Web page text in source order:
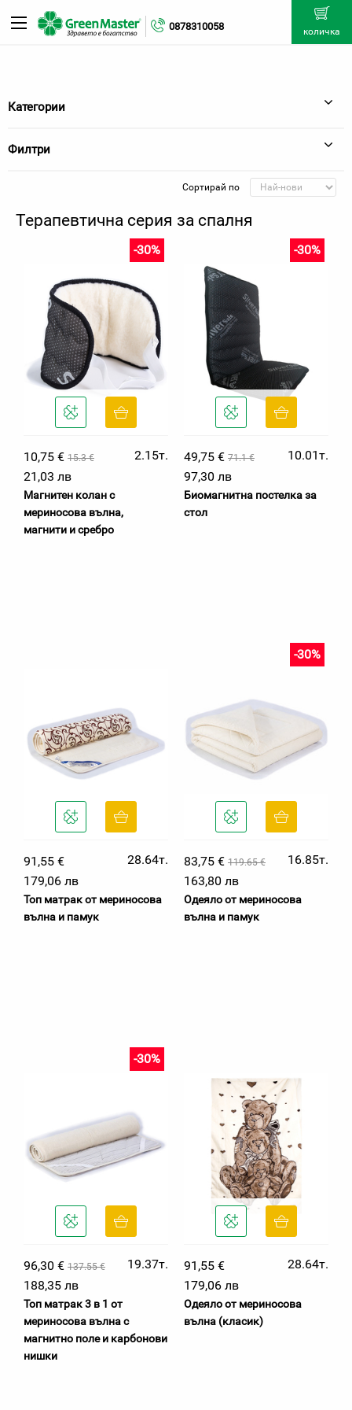
0878310058 количка
Категории
Филтри
Сортирай по
Терапевтична серия за спалня
10,75 € 15.3 €
-30%
2.15т.
21,03 лв
Магнитен колан с
мериносова вълна,
магнити и сребро
49,75 € 71.1 €
-30%
10.01т.
97,30 лв
Биомагнитна постелка за
стол
91,55 €
28.64т.
179,06 лв
Топ матрак от мериносова
вълна и памук
83,75 € 119.65 €
-30%
16.85т.
163,80 лв
Одеяло от мериносова
вълна и памук
96,30 € 137.55 €
-30%
19.37т.
188,35 лв
Топ матрак 3 в 1 от
мериносова вълна с
магнитно поле и карбонови
нишки
91,55 €
28.64т.
179,06 лв
Одеяло от мериносова
вълна (класик)